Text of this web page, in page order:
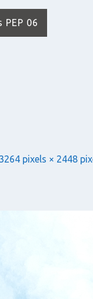
06
3264 pixels × 2448